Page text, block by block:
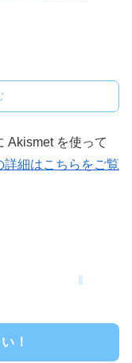
Akismet を使って
詳細はこちらをご覧
！